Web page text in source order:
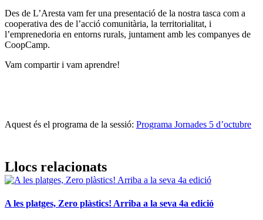
Des de L’Aresta vam fer una presentació de la nostra tasca com a
cooperativa des de l’acció comunitària, la territorialitat, i
l’emprenedoria en entorns rurals, juntament amb les companyes de
CoopCamp.
Vam compartir i vam aprendre!
Aquest és el programa de la sessió: Programa Jornades 5 d’octubre
Llocs relacionats
A les platges, Zero plàstics! Arriba a la seva 4a edició